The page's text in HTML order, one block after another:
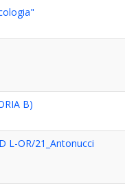
B)
L-OR/21_Antonucci